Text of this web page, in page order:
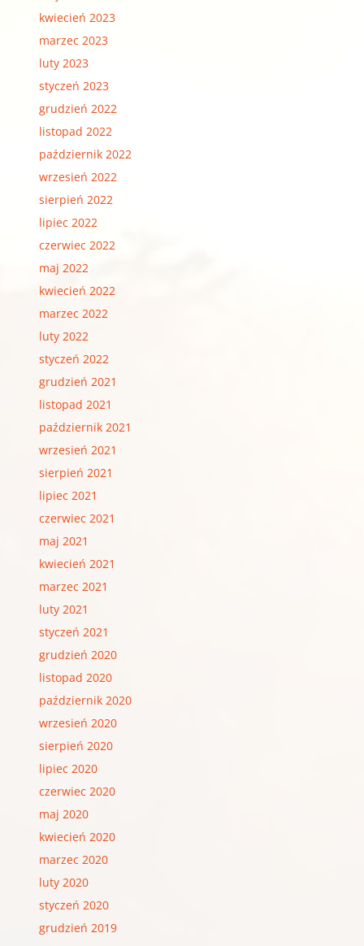
kwiecień 2023
marzec 2023
luty 2023
styczeń 2023
grudzień 2022
listopad 2022
październik 2022
wrzesień 2022
sierpień 2022
lipiec 2022
czerwiec 2022
maj 2022
kwiecień 2022
marzec 2022
luty 2022
styczeń 2022
grudzień 2021
listopad 2021
październik 2021
wrzesień 2021
sierpień 2021
lipiec 2021
czerwiec 2021
maj 2021
kwiecień 2021
marzec 2021
luty 2021
styczeń 2021
grudzień 2020
listopad 2020
październik 2020
wrzesień 2020
sierpień 2020
lipiec 2020
czerwiec 2020
maj 2020
kwiecień 2020
marzec 2020
luty 2020
styczeń 2020
grudzień 2019